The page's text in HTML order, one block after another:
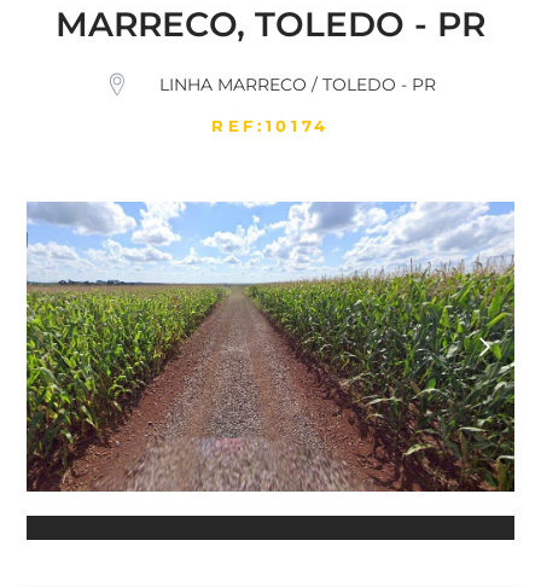
MARRECO, TOLEDO - PR
LINHA MARRECO / TOLEDO - PR
REF:10174